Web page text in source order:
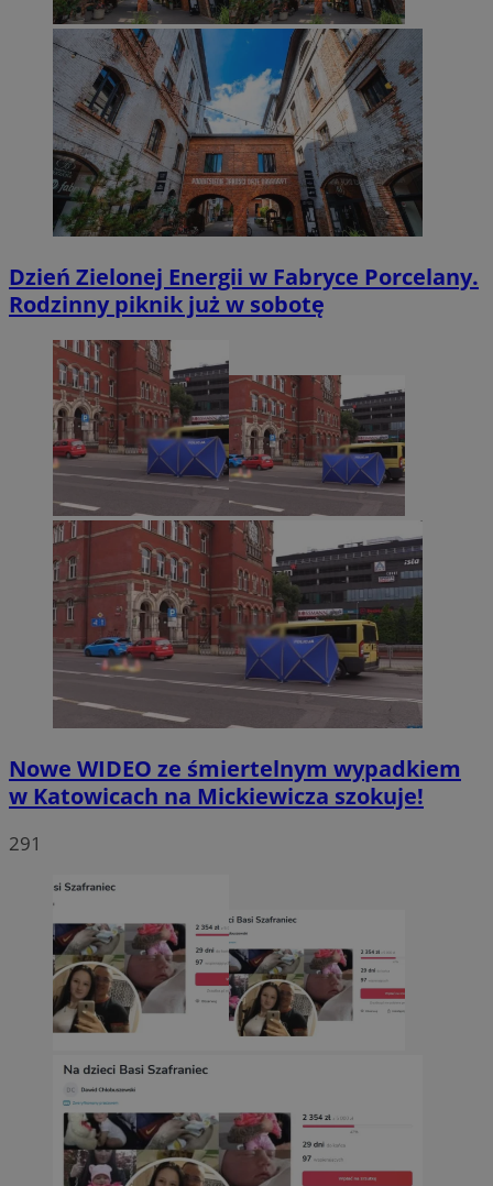
Dzień Zielonej Energii w Fabryce Porcelany.
Rodzinny piknik już w sobotę
Nowe WIDEO ze śmiertelnym wypadkiem
w Katowicach na Mickiewicza szokuje!
291